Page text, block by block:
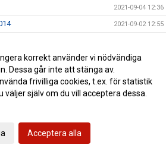
2021-09-04 12:36
2021-09-02 12:55
2021-05-03 10:20
2021-01-26 11:30
korrekt använder vi nödvändiga
Dessa går inte att stänga av.
frivilliga cookies, t.ex. för statistik
väljer själv om du vill acceptera dessa.
Acceptera alla